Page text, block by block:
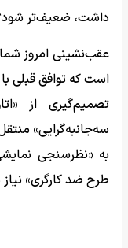
داشت، ضعیف‌تر
عقب‌نشینی امروز شما
است که توافق قبلی
تصمیم‌گیری از
سه‌جانبه‌گرایی»
به «نظرسنجی
طرح ضد کارگری» نیاز